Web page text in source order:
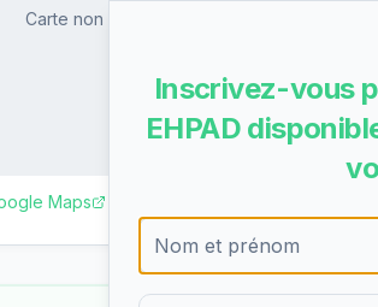
Carte non disponible
Maps
Inscrivez-vous
EHPAD